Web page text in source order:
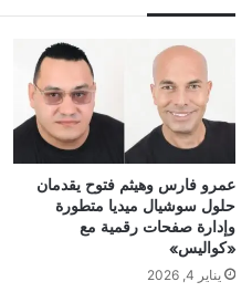
عمرو فارس وهيثم فتوح يقدمان
حلول سوشيال ميديا متطورة
وإدارة صفحات رقمية مع
«كواليس»
يناير 4, 2026